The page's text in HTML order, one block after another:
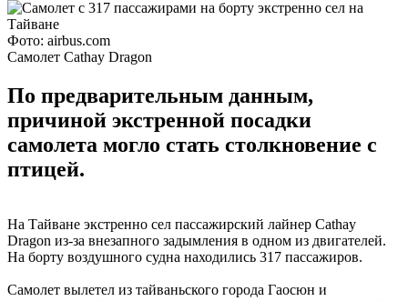
Фото: airbus.com
Самолет Cathay Dragon
По предварительным данным,
причиной экстренной посадки
самолета могло стать столкновение с
птицей.
На Тайване экстренно сел пассажирский лайнер Cathay
Dragon из-за внезапного задымления в одном из двигателей.
На борту воздушного судна находились 317 пассажиров.
Самолет вылетел из тайваньского города Гаосюн и